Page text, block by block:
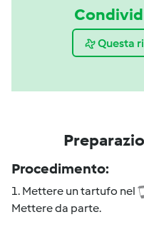
Questa
Procedimento:
1. Mettere un tartufo nel
Mettere da parte.